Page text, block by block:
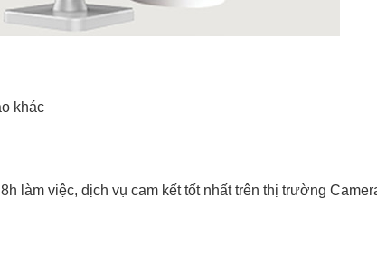
khác
làm việc, dịch vụ cam kết tốt nhất trên thị trường